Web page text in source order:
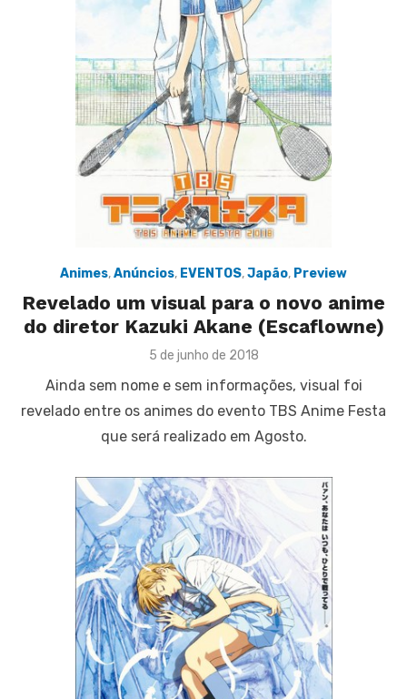
Animes,Anúncios, EVENTOS,Japão, Preview
Revelado um visual para o novo anime
do diretor Kazuki Akane (Escaflowne)
Posted
5 de junho de 2018
Ainda sem nome e sem informações, visual foi
revelado entre os animes do evento TBS Anime Festa
que será realizado em Agosto.